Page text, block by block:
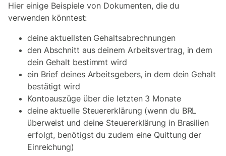
Hier einige Beispiele von Dokumenten, die du
verwenden könntest:
deine aktuellsten Gehaltsabrechnungen
den Abschnitt aus deinem Arbeitsvertrag, in dem
dein Gehalt bestimmt wird
ein Brief deines Arbeitsgebers, in dem dein Gehalt
bestätigt wird
Kontoauszüge über die letzten 3 Monate
deine aktuelle Steuererklärung (wenn du BRL
überweist und deine Steuererklärung in Brasilien
erfolgt, benötigst du zudem eine Quittung der
Einreichung)